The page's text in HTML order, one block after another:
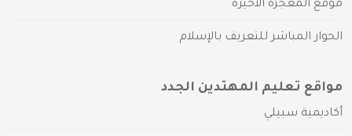
موقع المعجزة الأخيرة
الحوار المباشر للتعريف بالإسلام
مواقع تعليم المهتدين الجدد
أكاديمية سبيلي